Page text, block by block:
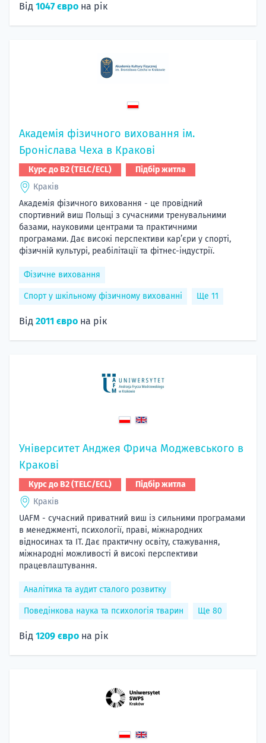
Від 1047 євро на рік
Академія фізичного виховання ім.
Броніслава Чеха в Кракові
Курс до B2 (TELC/ECL)
Підбір житла
Краків
Академія фізичного виховання - це провідний
спортивний виш Польщі з сучасними тренувальними
базами, науковими центрами та практичними
програмами. Дає високі перспективи кар’єри у спорті,
фізичній культурі, реабілітації та фітнес-індустрії.
Фізичне виховання
Спорт у шкільному фізичному вихованні Ще 11
Від 2011 євро на рік
Університет Анджея Фрича Моджевського в
Кракові
Курс до B2 (TELC/ECL)
Підбір житла
Краків
UAFM - сучасний приватний виш із сильними програмами
в менеджменті, психології, праві, міжнародних
відносинах та ІТ. Дає практичну освіту, стажування,
міжнародні можливості й високі перспективи
працевлаштування.
Аналітика та аудит сталого розвитку
Поведінкова наука та психологія тварин Ще 80
Від 1209 євро на рік